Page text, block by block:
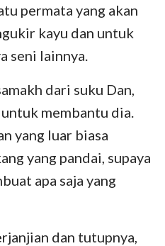
Zakharia
permata yang akan
kayu dan untuk
seni lainnya.
dari suku Dan,
membantu dia.
yang luar biasa
yang pandai, supaya
apa saja yang
dan tutupnya,